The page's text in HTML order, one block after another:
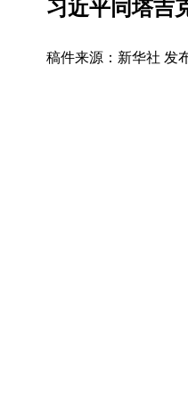
习近平同塔吉
稿件来源：新华社 发